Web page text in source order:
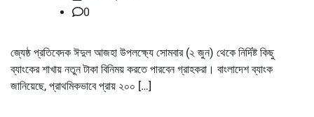
0
জ্যেষ্ঠ প্রতিবেদক ঈদুল আজহা উপলক্ষ্যে সোমবার (২ জুন) থেকে নির্দিষ্ট কিছু
ব্যাংকের শাখায় নতুন টাকা বিনিময় করতে পারবেন গ্রাহকরা। বাংলাদেশ ব্যাংক
জানিয়েছে, প্রাথমিকভাবে প্রায় ২০০ […]